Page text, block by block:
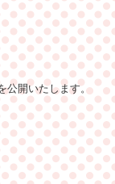
公開いたします。